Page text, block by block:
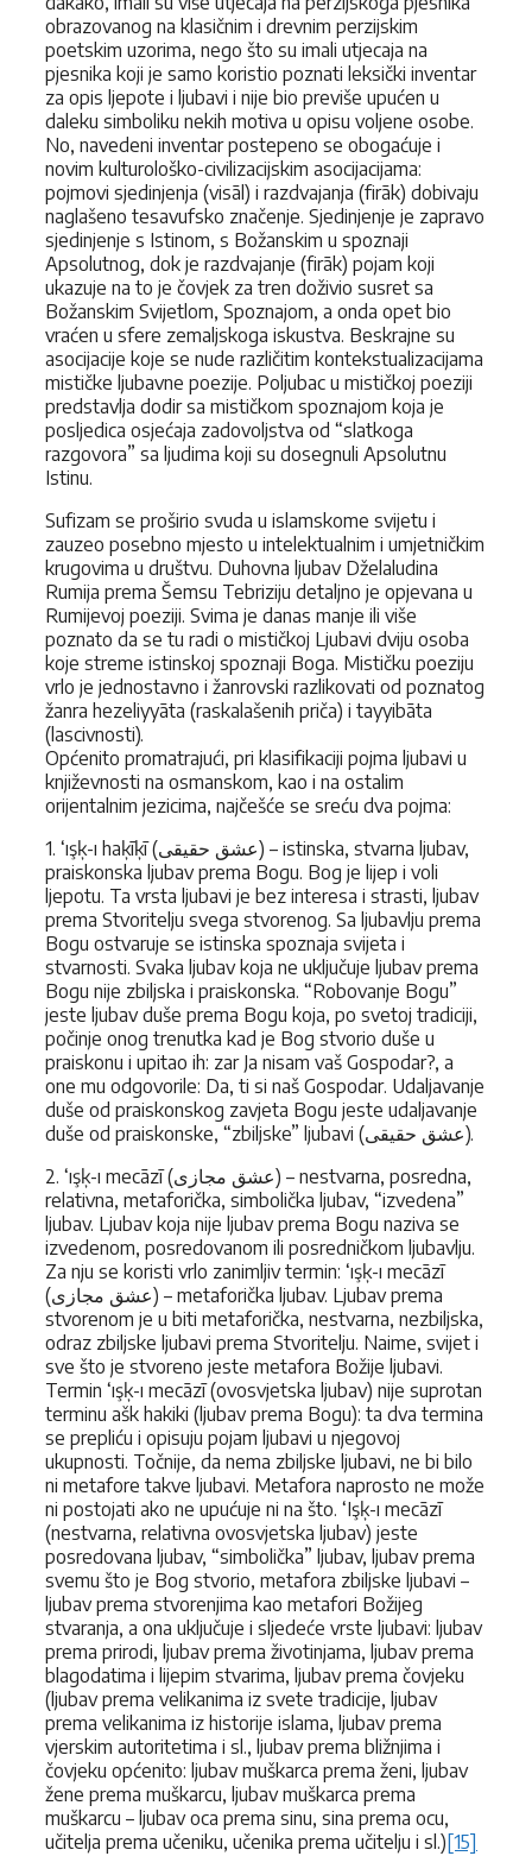
obrazovanog na klasičnim i drevnim perzijskim
poetskim uzorima, nego što su imali utjecaja na
pjesnika koji je samo koristio poznati leksički inventar
za opis ljepote i ljubavi i nije bio previše upućen u
daleku simboliku nekih motiva u opisu voljene osobe.
No, navedeni inventar postepeno se obogaćuje i
novim kulturološko-civilizacijskim asocijacijama:
pojmovi sjedinjenja (visāl) i razdvajanja (firāk) dobivaju
naglašeno tesavufsko značenje. Sjedinjenje je zapravo
sjedinjenje s Istinom, s Božanskim u spoznaji
Apsolutnog, dok je razdvajanje (firāk) pojam koji
ukazuje na to je čovjek za tren doživio susret sa
Božanskim Svijetlom, Spoznajom, a onda opet bio
vraćen u sfere zemaljskoga iskustva. Beskrajne su
asocijacije koje se nude različitim kontekstualizacijama
mističke ljubavne poezije. Poljubac u mističkoj poeziji
predstavlja dodir sa mističkom spoznajom koja je
posljedica osjećaja zadovoljstva od “slatkoga
razgovora” sa ljudima koji su dosegnuli Apsolutnu
Istinu.
Sufizam se proširio svuda u islamskome svijetu i
zauzeo posebno mjesto u intelektualnim i umjetničkim
krugovima u društvu. Duhovna ljubav Dželaludina
Rumija prema Šemsu Tebriziju detaljno je opjevana u
Rumijevoj poeziji. Svima je danas manje ili više
poznato da se tu radi o mističkoj Ljubavi dviju osoba
koje streme istinskoj spoznaji Boga. Mističku poeziju
vrlo je jednostavno i žanrovski razlikovati od poznatog
žanra hezeliyyāta (raskalašenih priča) i tayyibāta
(lascivnosti).
Općenito promatrajući, pri klasifikaciji pojma ljubavi u
književnosti na osmanskom, kao i na ostalim
orijentalnim jezicima, najčešće se sreću dva pojma:
1. ‘ışķ-ı haķīķī (عشق حقيقى) – istinska, stvarna ljubav,
praiskonska ljubav prema Bogu. Bog je lijep i voli
ljepotu. Ta vrsta ljubavi je bez interesa i strasti, ljubav
prema Stvoritelju svega stvorenog. Sa ljubavlju prema
Bogu ostvaruje se istinska spoznaja svijeta i
stvarnosti. Svaka ljubav koja ne uključuje ljubav prema
Bogu nije zbiljska i praiskonska. “Robovanje Bogu”
jeste ljubav duše prema Bogu koja, po svetoj tradiciji,
počinje onog trenutka kad je Bog stvorio duše u
praiskonu i upitao ih: zar Ja nisam vaš Gospodar?, a
one mu odgovorile: Da, ti si naš Gospodar. Udaljavanje
duše od praiskonskog zavjeta Bogu jeste udaljavanje
duše od praiskonske, “zbiljske” ljubavi (عشق حقيقى).
2. ‘ışķ-ı mecāzī (عشق مجازى) – nestvarna, posredna,
relativna, metaforička, simbolička ljubav, “izvedena”
ljubav. Ljubav koja nije ljubav prema Bogu naziva se
izvedenom, posredovanom ili posredničkom ljubavlju.
Za nju se koristi vrlo zanimljiv termin: ‘ışķ-ı mecāzī
(عشق مجازى) – metaforička ljubav. Ljubav prema
stvorenom je u biti metaforička, nestvarna, nezbiljska,
odraz zbiljske ljubavi prema Stvoritelju. Naime, svijet i
sve što je stvoreno jeste metafora Božije ljubavi.
Termin ‘ışķ-ı mecāzī (ovosvjetska ljubav) nije suprotan
terminu ašk hakiki (ljubav prema Bogu): ta dva termina
se prepliću i opisuju pojam ljubavi u njegovoj
ukupnosti. Točnije, da nema zbiljske ljubavi, ne bi bilo
ni metafore takve ljubavi. Metafora naprosto ne može
ni postojati ako ne upućuje ni na što. ‘Işķ-ı mecāzī
(nestvarna, relativna ovosvjetska ljubav) jeste
posredovana ljubav, “simbolička” ljubav, ljubav prema
svemu što je Bog stvorio, metafora zbiljske ljubavi –
ljubav prema stvorenjima kao metafori Božijeg
stvaranja, a ona uključuje i sljedeće vrste ljubavi: ljubav
prema prirodi, ljubav prema životinjama, ljubav prema
blagodatima i lijepim stvarima, ljubav prema čovjeku
(ljubav prema velikanima iz svete tradicije, ljubav
prema velikanima iz historije islama, ljubav prema
vjerskim autoritetima i sl., ljubav prema bližnjima i
čovjeku općenito: ljubav muškarca prema ženi, ljubav
žene prema muškarcu, ljubav muškarca prema
muškarcu – ljubav oca prema sinu, sina prema ocu,
učitelja prema učeniku, učenika prema učitelju i sl.) [15]